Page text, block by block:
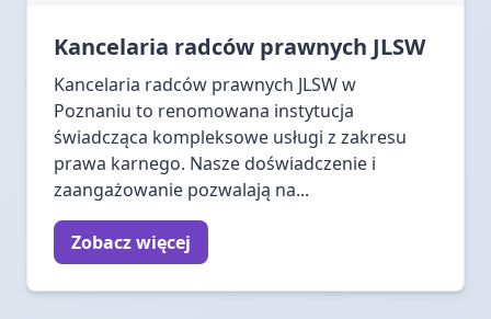
Kancelaria radców prawnych JLSW
Kancelaria radców prawnych JLSW w
Poznaniu to renomowana instytucja
świadcząca kompleksowe usługi z zakresu
prawa karnego. Nasze doświadczenie i
zaangażowanie pozwalają na...
Zobacz więcej